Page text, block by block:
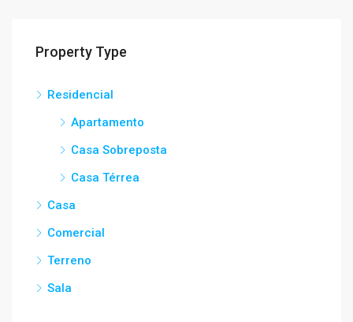
Property Type
Residencial
Apartamento
Casa Sobreposta
Casa Térrea
Casa
Comercial
Terreno
Sala